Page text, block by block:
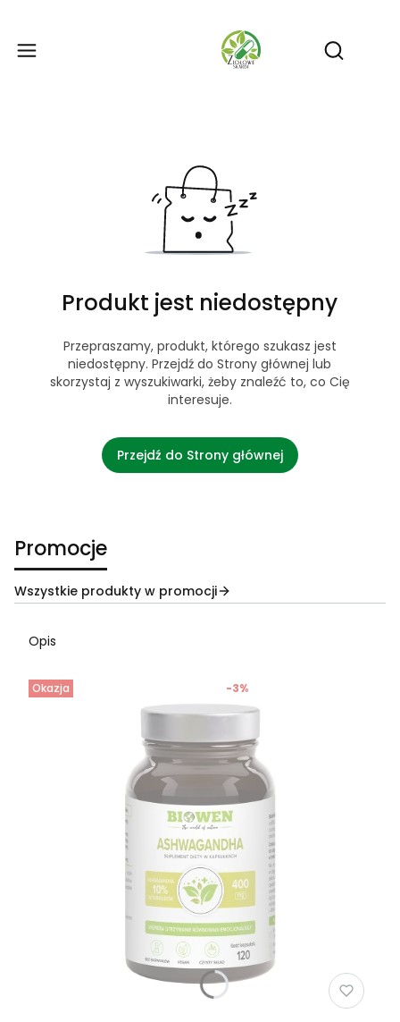
Otwórz
Produkt jest niedostępny
Przepraszamy, produkt, którego szukasz jest
niedostępny. Przejdź do Strony głównej lub
skorzystaj z wyszukiwarki, żeby znaleźć to, co Cię
interesuje.
Przejdź do Strony głównej
Promocje
Wszystkie produkty w promocji
Opis
Okazja -3%